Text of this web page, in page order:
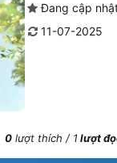
Đang cập
11-07-2025
0lượt thích / 1lượt